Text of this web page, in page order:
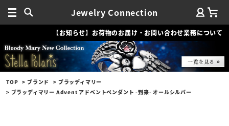
Jewelry Connection
【お知らせ】お荷物のお届け・お問い合わせ業務について
TOP ブランド
ブラッディマリー
ブラッディマリー Advent アドベントペンダント -到来- オールシルバー